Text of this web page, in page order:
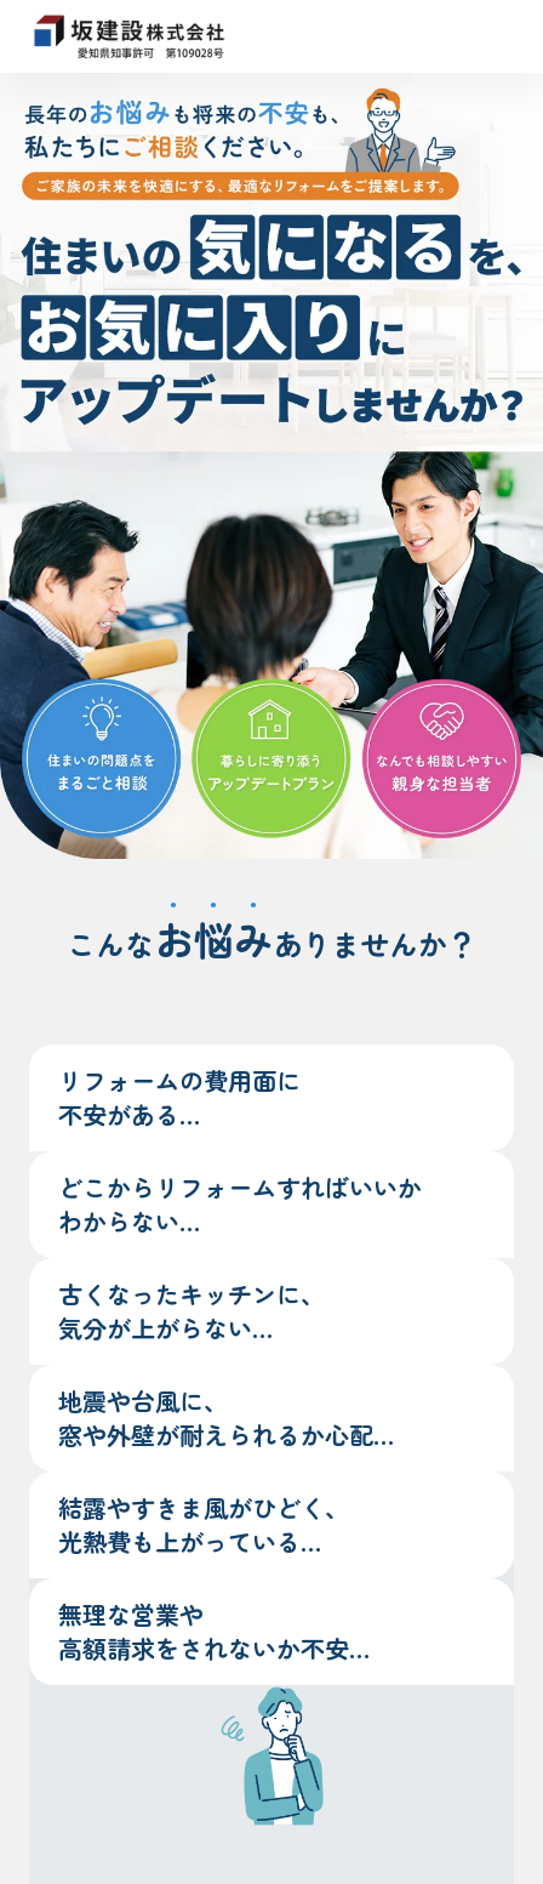
こんな お悩みありませんか？
リフォームの費用面に
不安がある…
どこからリフォームすればいいか
わからない…
古くなったキッチンに、
気分が上がらない…
地震や台風に、
窓や外壁が耐えられるか心配…
結露やすきま風がひどく、
光熱費も上がっている…
無理な営業や
高額請求をされないか不安…